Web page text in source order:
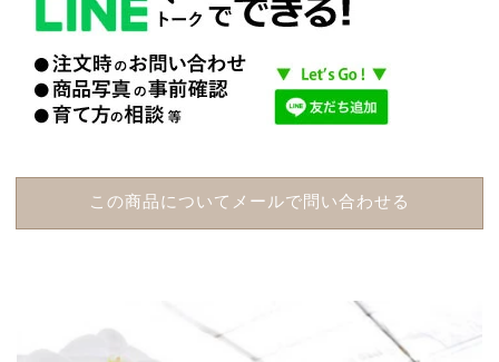
この商品についてメールで問い合わせる